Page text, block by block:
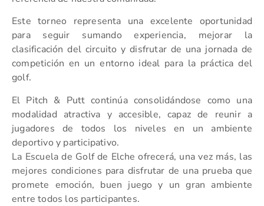
Este torneo representa una excelente oportunidad
para seguir sumando experiencia, mejorar la
clasificación del circuito y disfrutar de una jornada de
competición en un entorno ideal para la práctica del
golf.
El Pitch & Putt continúa consolidándose como una
modalidad atractiva y accesible, capaz de reunir a
jugadores de todos los niveles en un ambiente
deportivo y participativo.
La Escuela de Golf de Elche ofrecerá, una vez más, las
mejores condiciones para disfrutar de una prueba que
promete emoción, buen juego y un gran ambiente
entre todos los participantes.